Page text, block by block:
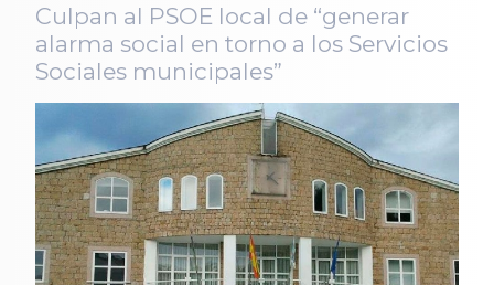
Culpan al PSOE local de “generar
alarma social en torno a los Servicios
Sociales municipales”